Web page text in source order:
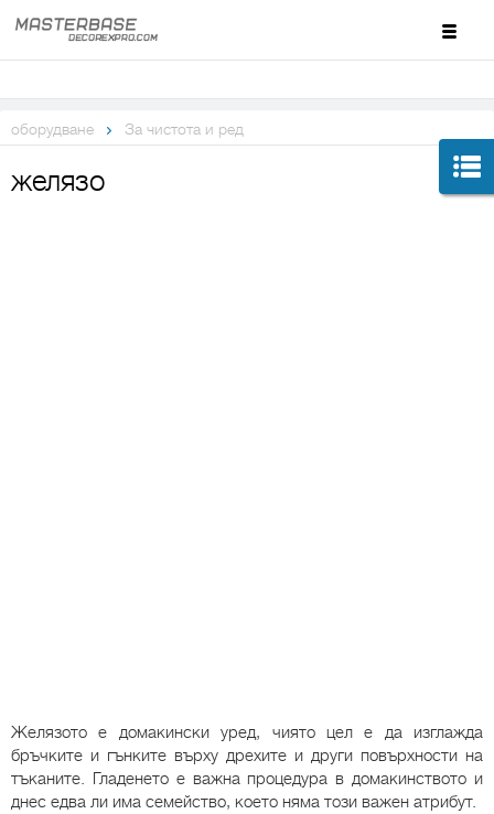
оборудване За чистота и ред
желязо
Желязото е домакински уред, чиято цел е да изглажда
бръчките и гънките върху дрехите и други повърхности на
тъканите. Гладенето е важна процедура в домакинството и
днес едва ли има семейство, което няма този важен атрибут.